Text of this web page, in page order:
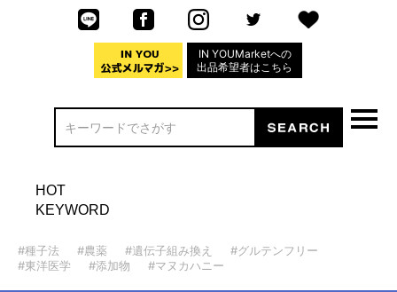
IN YOUMarketへの
出品希望者はこちら
HOT
KEYWORD
#種子法 #農薬 #遺伝子組み換え
#グルテンフリー
#東洋医学
#添加物 #マヌカハニー